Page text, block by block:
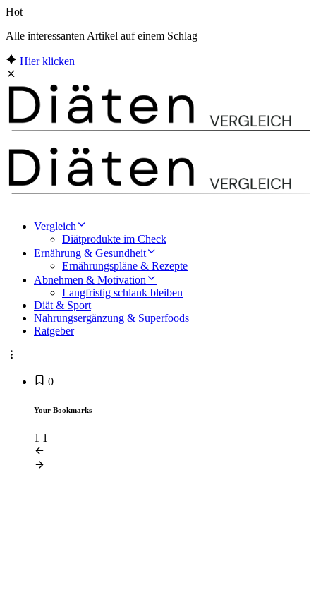
Hot
Alle interessanten Artikel auf einem Schlag
Hier klicken
Vergleich
Diätprodukte im Check
Ernährung & Gesundheit
Ernährungspläne & Rezepte
Abnehmen & Motivation
Langfristig schlank bleiben
Diät & Sport
Nahrungsergänzung & Superfoods
Ratgeber
0
Your Bookmarks
1 1